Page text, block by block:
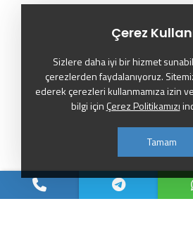
Çerez
Sizlere daha iyi bir hizmet
çerezlerden faydalanıyoruz.
ederek çerezleri kullanmamıza izin
bilgi için Çerez Politikamızı
Tamam